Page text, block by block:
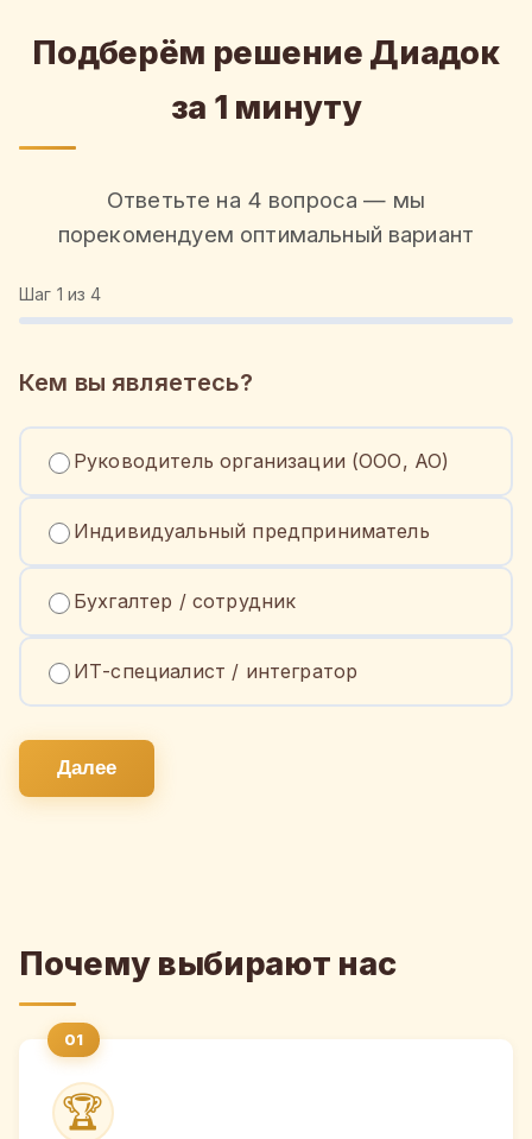
Подберём решение Диадок
за 1 минуту
Ответьте на 4 вопроса — мы
порекомендуем оптимальный вариант
Шаг 1 из 4
Кем вы являетесь?
Руководитель организации (ООО, АО)
Индивидуальный предприниматель
Бухгалтер / сотрудник
ИТ-специалист / интегратор
Далее
Почему выбирают нас
🏆